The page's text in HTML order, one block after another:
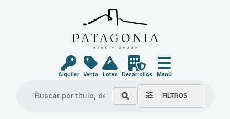
Alquiler Venta Lotes Desarrollos Menú
FILTROS